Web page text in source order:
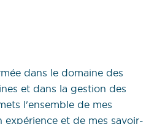
dans le domaine des
et dans la gestion des
l'ensemble de mes
expérience et de mes savoir-